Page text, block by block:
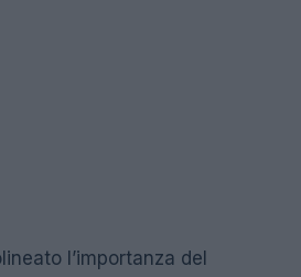
l’importanza del